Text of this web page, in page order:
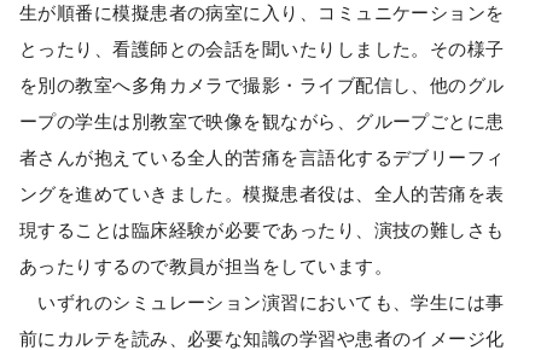
生が順番に模擬患者の病室に入り、コミュニケーションを
とったり、看護師との会話を聞いたりしました。その様子
を別の教室へ多角カメラで撮影・ライブ配信し、他のグル
ープの学生は別教室で映像を観ながら、グループごとに患
者さんが抱えている全人的苦痛を言語化するデブリーフィ
ングを進めていきました。模擬患者役は、全人的苦痛を表
現することは臨床経験が必要であったり、演技の難しさも
あったりするので教員が担当をしています。
いずれのシミュレーション演習においても、学生には事
前にカルテを読み、必要な知識の学習や患者のイメージ化